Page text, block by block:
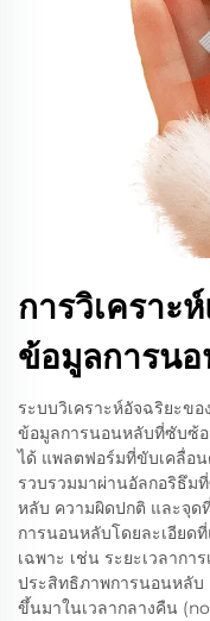
การวิเคราะ
ข้อมูลการน
ระบบวิเคราะห์อัจฉริยะข
ข้อมูลการนอนหลับที่ซับซ้อ
ได้ แพลตฟอร์มที่ขับเคลื่อ
รวบรวมมาผ่านอัลกอริธึม
หลับ ความผิดปกติ และจุด
การนอนหลับโดยละเอียด
เฉพาะ เช่น ระยะเวลาก
ประสิทธิภาพการนอนหลั
ขึ้นมาในเวลากลางคืน